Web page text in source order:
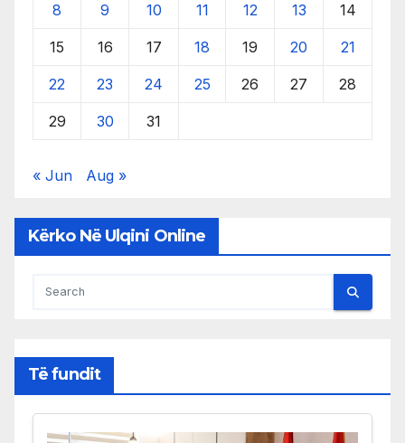
8 9 10 11 12 13 14
15 16 17 18 19 20 21
22 23 24 25 26 27 28
29 30 31
« Jun Aug »
Kërko Në Ulqini Online
Të fundit